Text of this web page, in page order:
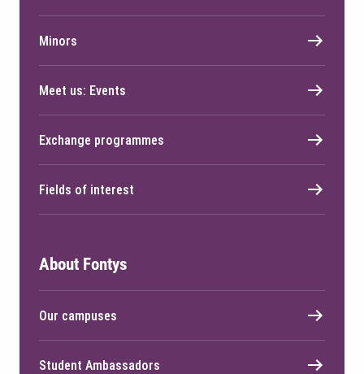
Minors
Meet us: Events
Exchange programmes
Fields of interest
About Fontys
Our campuses
Student Ambassadors